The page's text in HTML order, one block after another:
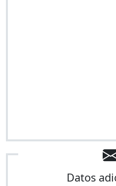
Datos